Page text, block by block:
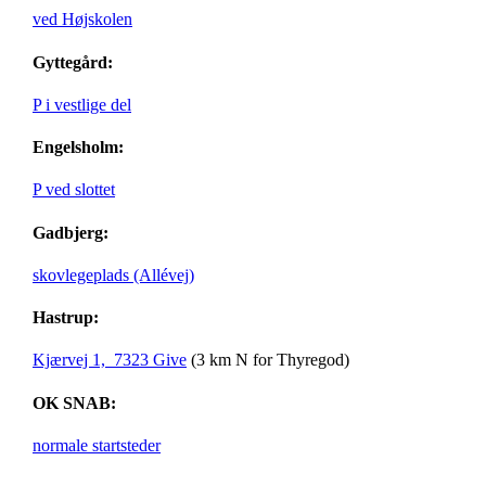
ved Højskolen
Gyttegård:
P i vestlige del
Engelsholm:
P ved slottet
Gadbjerg:
skovlegeplads (Allévej)
Hastrup:
Kjærvej 1, 7323 Give (3 km N for Thyregod)
OK SNAB:
normale startsteder